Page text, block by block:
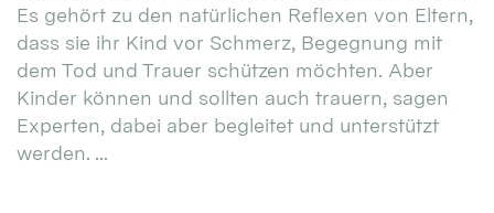
Es gehört zu den natürlichen Reflexen von Eltern,
dass sie ihr Kind vor Schmerz, Begegnung mit
dem Tod und Trauer schützen möchten. Aber
Kinder können und sollten auch trauern, sagen
Experten, dabei aber begleitet und unterstützt
werden. ...